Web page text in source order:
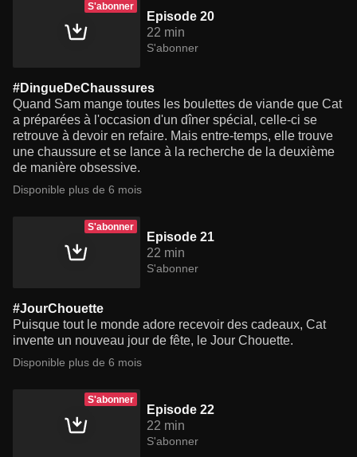
S'abonner
Episode 20
22 min
S'abonner
#DingueDeChaussures
Quand Sam mange toutes les boulettes de viande que Cat
a préparées à l'occasion d'un dîner spécial, celle-ci se
retrouve à devoir en refaire. Mais entre-temps, elle trouve
une chaussure et se lance à la recherche de la deuxième
de manière obsessive.
Disponible plus de 6 mois
S'abonner
Episode 21
22 min
S'abonner
#JourChouette
Puisque tout le monde adore recevoir des cadeaux, Cat
invente un nouveau jour de fête, le Jour Chouette.
Disponible plus de 6 mois
S'abonner
Episode 22
22 min
S'abonner